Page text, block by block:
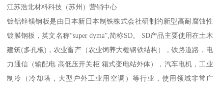
江苏浩北材料科技（苏州）营销中心
镀铝锌镁钢板是由日本新日本制铁株式会社研制的新型高耐腐蚀性
镀膜钢板，英文名称“super dyma”,简称SD。 SD产品主要使用在土木
建筑(多孔板)，农业畜产（农业饲养大棚钢铁结构），铁路道路，电
力通信（输配电 高低压开关柜 箱式变电站外体），汽车电机，工业
制冷（冷却塔，大型户外工业用空调）等行业，使用领域非常广